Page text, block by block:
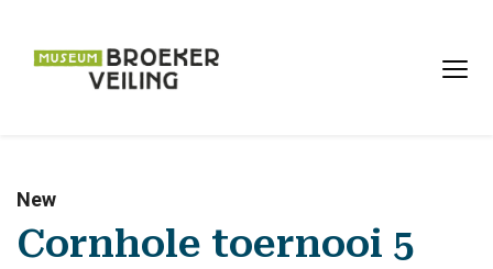
New
Cornhole toernooi 5